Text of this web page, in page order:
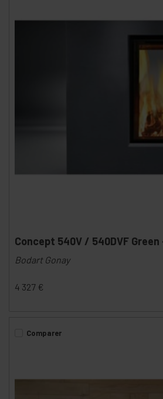
Concept 540V / 540DVF Green
Bodart Gonay
4 327 €
Comparer